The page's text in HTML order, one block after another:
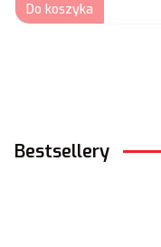
Do koszyka
Bestsellery